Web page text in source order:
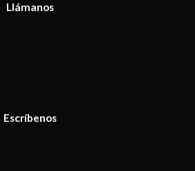
Llámanos
Escríbenos